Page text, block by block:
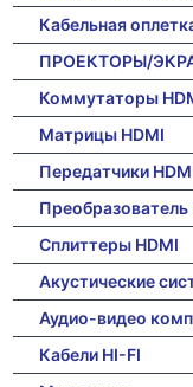
Кабельная
ПРОЕКТОРЫ/
Коммутаторы
Матрицы HDMI
Передатчики
Преобразователь
Сплиттеры HDMI
Акустические
Аудио-видео
Кабели HI-FI